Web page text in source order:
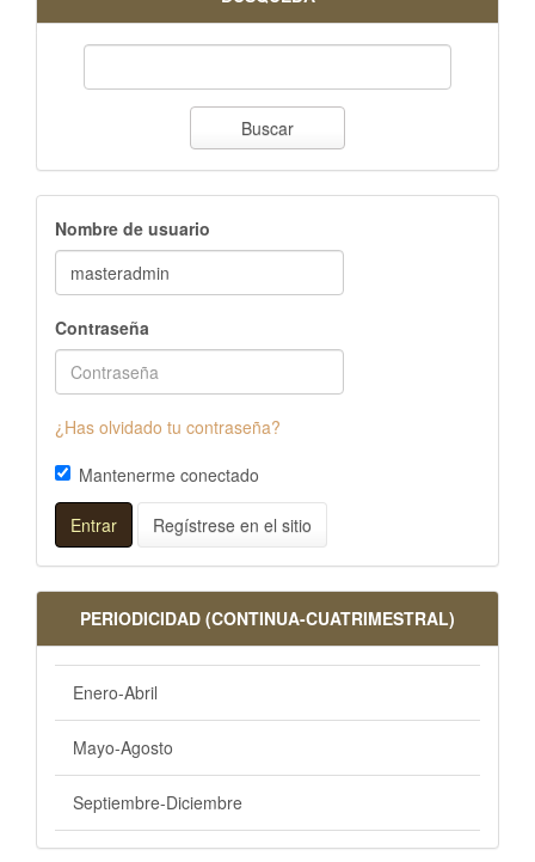
Buscar
Nombre de usuario
Contraseña
¿Has olvidado tu contraseña?
Mantenerme conectado
Entrar Regístrese en el sitio
PERIODICIDAD (CONTINUA-CUATRIMESTRAL)
Enero-Abril
Mayo-Agosto
Septiembre-Diciembre